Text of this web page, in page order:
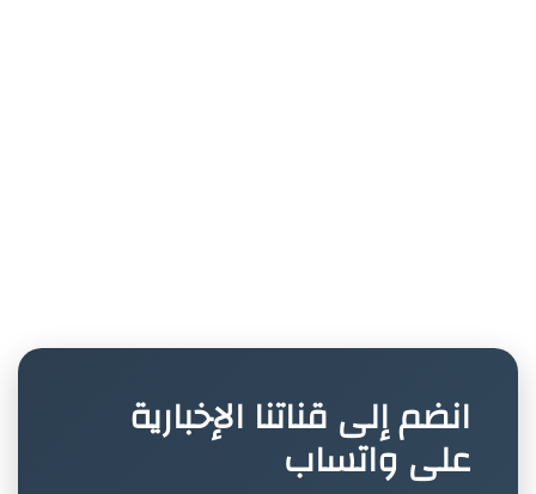
انضم إلى قناتنا الإخبارية
على واتساب